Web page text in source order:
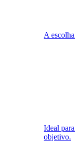
A
Ideal
objetivo.